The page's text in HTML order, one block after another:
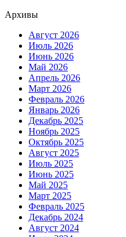
Архивы
Август 2026
Июль 2026
Июнь 2026
Май 2026
Апрель 2026
Март 2026
Февраль 2026
Январь 2026
Декабрь 2025
Ноябрь 2025
Октябрь 2025
Август 2025
Июль 2025
Июнь 2025
Май 2025
Март 2025
Февраль 2025
Декабрь 2024
Август 2024